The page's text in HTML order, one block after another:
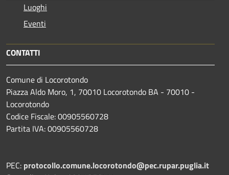
Luoghi
Eventi
CONTATTI
Comune di Locorotondo
Piazza Aldo Moro, 1, 70010 Locorotondo BA - 70010 -
Locorotondo
Codice Fiscale: 00905560728
Partita IVA: 00905560728
PEC: protocollo.comune.locorotondo@pec.rupar.puglia.it